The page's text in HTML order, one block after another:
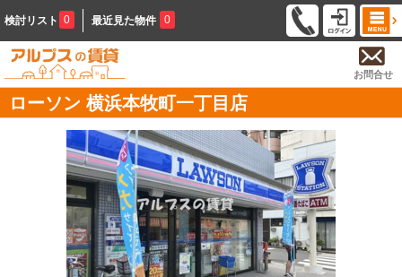
検討リスト 0 最近見た物件 0
お問合せ
ローソン 横浜本牧町一丁目店